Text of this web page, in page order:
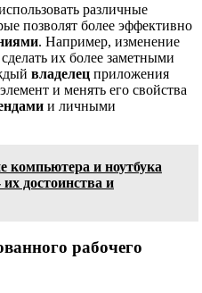
различные
позволят более эффективно
. Например, изменение
их более заметными
владелец приложения
и менять его свойства
и личными
компьютера и ноутбука
достоинства и
рабочего